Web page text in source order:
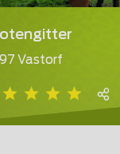
Vastorf